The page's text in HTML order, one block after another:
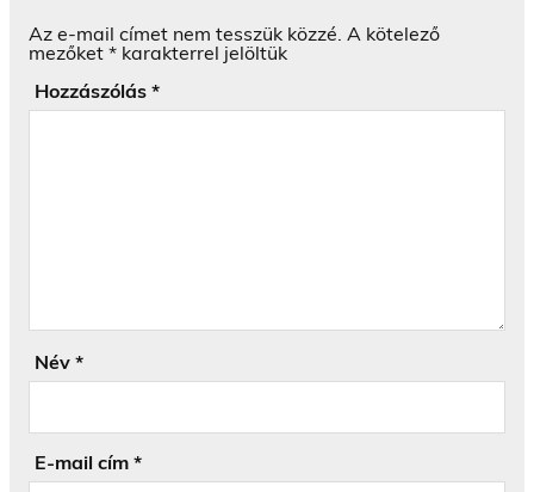
Az e-mail címet nem tesszük közzé. A kötelező
mezőket * karakterrel jelöltük
Hozzászólás *
Név *
E-mail cím *